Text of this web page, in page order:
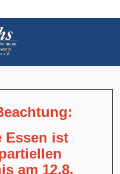
Essen ist
am 12.8.